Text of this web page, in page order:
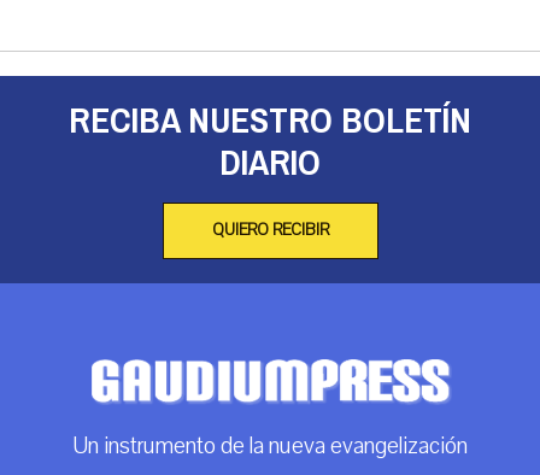
RECIBA NUESTRO BOLETÍN
DIARIO
QUIERO RECIBIR
Un instrumento de la nueva evangelización